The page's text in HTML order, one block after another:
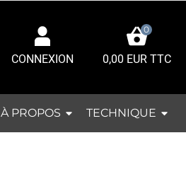
CONNEXION
0
0,00 EUR TTC
À PROPOS TECHNIQUE